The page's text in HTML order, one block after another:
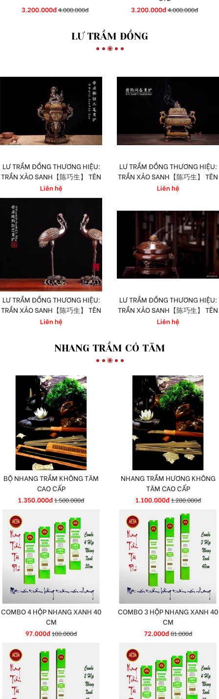
3.200.000đ4.000.000đ 3.200.000đ4.000.000đ
LƯ TRẦM ĐỒNG
LƯ TRẦM ĐỒNG THƯƠNG HIỆU:
TRẦN XẢO SANH【陈巧生】 TÊN
LƯ: ĐỚI TOẠ SƯ NỮU TAM TÚC
HUÂN LÔ
Liên hệ
LƯ TRẦM ĐỒNG THƯƠNG HIỆU:
TRẦN XẢO SANH【陈巧生】 TÊN
LƯ: LỘC HẠC ĐỒNG XUÂN HUÂN
Liên hệ
LƯ TRẦM ĐỒNG THƯƠNG HIỆU:
TRẦN XẢO SANH【陈巧生】 TÊN
LƯ: THUỲ HẠT LINH CHI
Liên hệ
LƯ TRẦM ĐỒNG THƯƠNG HIỆU:
TRẦN XẢO SANH【陈巧生】 TÊN
LƯ: SƯ NHĨ BÁT QUÁI HUÂN LÔ
Liên hệ
NHANG TRẦM CÓ TĂM
BỘ NHANG TRẦM KHÔNG TĂM
CAO CẤP
1.350.000đ1.500.000đ
NHANG TRẦM HƯƠNG KHÔNG
TĂM CAO CẤP
1.100.000đ1.200.000đ
COMBO 4 HỘP NHANG XANH 40
CM
97.000đ108.000đ
COMBO 3 HỘP NHANG XANH 40
CM
72.000đ81.000đ